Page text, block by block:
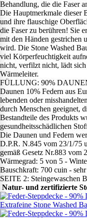
Behandlung, die die Faser
Die Hauptmerkmale dieser
und ihre flauschige
die Faser zu berühren! Sie
mit den Händen gestrichen
wird. Die Stone Washed
viel Körperfeuchtigkeit
nicht, verfilzt nicht, lädt
Wärmeleiter.
FÜLLUNG: 90%
Daunen 10% Federn aus
lebenden oder
durch Menschen geeignet,
Bestandteile des Produkts
gesundheitsschädlichen
Die Daunen und Federn
D.P.R. N.845 vom 23/1/75
gemäß Gesetz Nr.883 vom
Wärmegrad: 5 von 5 -
Bauschkraft: 700 cuin -
SEITE 2: Steingewaschen
Natur- und zertifizierte